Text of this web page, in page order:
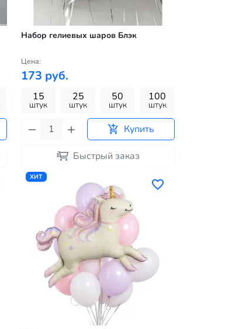
Набор гелиевых шаров Блэк
Цена:
173 руб.
15
штук
25
штук
50
штук
100
штук
Купить
Быстрый заказ
ХИТ